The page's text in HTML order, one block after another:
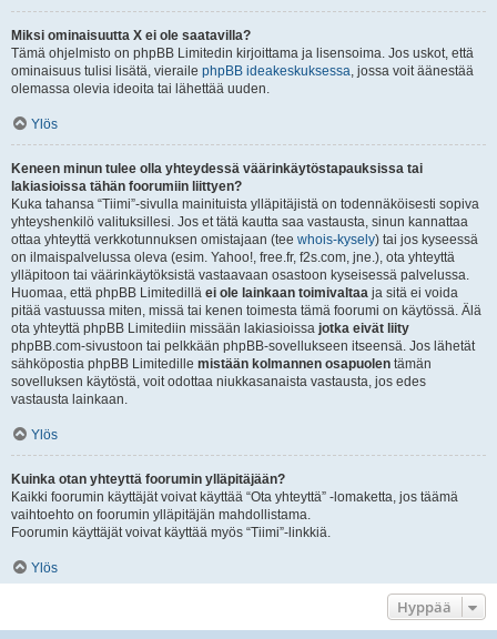
Miksi ominaisuutta X ei ole saatavilla?
Tämä ohjelmisto on phpBB Limitedin kirjoittama ja lisensoima. Jos uskot, että
ominaisuus tulisi lisätä, vieraile phpBB ideakeskuksessa, jossa voit äänestää
olemassa olevia ideoita tai lähettää uuden.
Ylös
Keneen minun tulee olla yhteydessä väärinkäytöstapauksissa tai
lakiasioissa tähän foorumiin liittyen?
Kuka tahansa “Tiimi”-sivulla mainituista ylläpitäjistä on todennäköisesti sopiva
yhteyshenkilö valituksillesi. Jos et tätä kautta saa vastausta, sinun kannattaa
ottaa yhteyttä verkkotunnuksen omistajaan (tee whois-kysely) tai jos kyseessä
on ilmaispalvelussa oleva (esim. Yahoo!, free.fr, f2s.com, jne.), ota yhteyttä
ylläpitoon tai väärinkäytöksistä vastaavaan osastoon kyseisessä palvelussa.
Huomaa, että phpBB Limitedillä ei ole lainkaan toimivaltaa ja sitä ei voida
pitää vastuussa miten, missä tai kenen toimesta tämä foorumi on käytössä. Älä
ota yhteyttä phpBB Limitediin missään lakiasioissa jotka eivät liity
phpBB.com-sivustoon tai pelkkään phpBB-sovellukseen itseensä. Jos lähetät
sähköpostia phpBB Limitedille mistään kolmannen osapuolen tämän
sovelluksen käytöstä, voit odottaa niukkasanaista vastausta, jos edes
vastausta lainkaan.
Ylös
Kuinka otan yhteyttä foorumin ylläpitäjään?
Kaikki foorumin käyttäjät voivat käyttää “Ota yhteyttä” -lomaketta, jos täämä
vaihtoehto on foorumin ylläpitäjän mahdollistama.
Foorumin käyttäjät voivat käyttää myös “Tiimi”-linkkiä.
Ylös
Hyppää